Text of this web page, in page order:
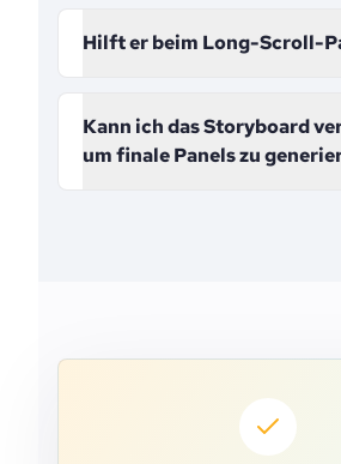
Hilft er beim Long-Scroll-
Kann ich das Storyboard
um finale Panels zu